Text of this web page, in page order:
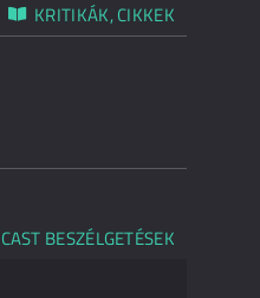
KRITIKÁK, CIKKEK
BESZÉLGETÉSEK